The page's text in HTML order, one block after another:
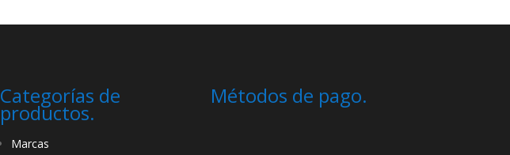
Categorías de
productos.
Marcas
Métodos de pago.